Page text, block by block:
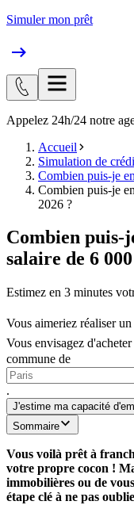
Simuler mon prêt
Appelez 24h/24 notre
Accueil
Simulation de
Combien puis-je
Combien puis-je
2026 ?
Combien puis-
salaire de 6
Estimez en 3 minutes
Vous aimeriez réaliser un
Vous envisagez d'acheter
commune de
.
J'estime ma capacité
Sommaire
Vous voilà prêt à
votre propre cocon !
immobilières ou de
étape clé à ne pas